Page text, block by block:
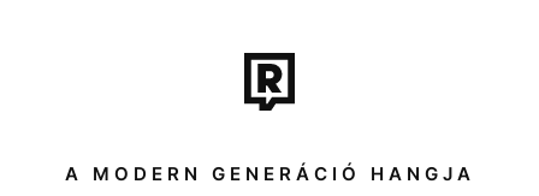
Tech-Tudomány
Sport
Társadalom
A MODERN GENERÁCIÓ HANGJA